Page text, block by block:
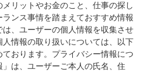
リットやお金のこと、仕事の探し
ンス事情を踏まえておすすめ情報
、ユーザーの個人情報を収集させ
情報の取り扱いについては、以下
おります。プライバシー情報につ
は、ユーザーご本人の氏名、住